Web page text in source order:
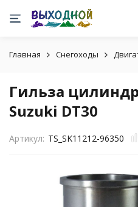
Главная Снегоходы
Гильза
Suzuki DT30
Артикул: TS_SK11212-96350